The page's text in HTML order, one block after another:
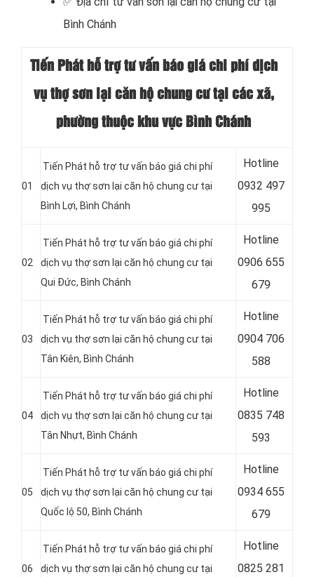
Bình Chánh
Tiến Phát hỗ trợ tư vấn báo giá chi phí dịch
vụ thợ sơn lại căn hộ chung cư tại các xã,
phường thuộc khu vực Bình Chánh
01
Tiến Phát hỗ trợ tư vấn báo giá chi phí
dịch vụ thợ sơn lại căn hộ chung cư tại
Bình Lợi, Bình Chánh
Hotline
0932 497
995
02
Tiến Phát hỗ trợ tư vấn báo giá chi phí
dịch vụ thợ sơn lại căn hộ chung cư tại
Qui Đức, Bình Chánh
Hotline
0906 655
679
03
Tiến Phát hỗ trợ tư vấn báo giá chi phí
dịch vụ thợ sơn lại căn hộ chung cư tại
Tân Kiên, Bình Chánh
Hotline
0904 706
588
04
Tiến Phát hỗ trợ tư vấn báo giá chi phí
dịch vụ thợ sơn lại căn hộ chung cư tại
Tân Nhựt, Bình Chánh
Hotline
0835 748
593
05
Tiến Phát hỗ trợ tư vấn báo giá chi phí
dịch vụ thợ sơn lại căn hộ chung cư tại
Quốc lộ 50, Bình Chánh
Hotline
0934 655
679
06
Tiến Phát hỗ trợ tư vấn báo giá chi phí
dịch vụ thợ sơn lại căn hộ chung cư tại
Hotline
0825 281